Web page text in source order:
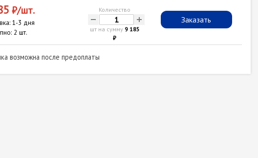
₽/шт.
1-3 дня
2 шт.
Количество
- +
шт на сумму 9 185
₽
Заказать
возможна после предоплаты